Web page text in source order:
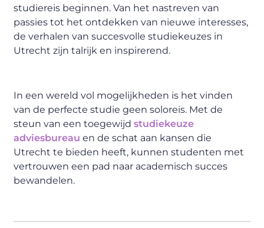
studiereis beginnen. Van het nastreven van
passies tot het ontdekken van nieuwe interesses,
de verhalen van succesvolle studiekeuzes in
Utrecht zijn talrijk en inspirerend.
In een wereld vol mogelijkheden is het vinden
van de perfecte studie geensoloreis. Met de
steun van een toegewijdstudiekeuze
adviesbureau en de schat aan kansen die
Utrecht te bieden heeft, kunnen studenten met
vertrouwen een pad naar academisch succes
bewandelen.